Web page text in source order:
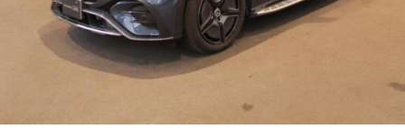
エリア別最新ニュース
品質と保証
マイアカウント
マイリスト
アフターサービス
車検／定期点検
企業情報
企業概要
リンク
ソーシャルメディアポリシー
会社概要
地図を見る
在庫一覧
キャンセル